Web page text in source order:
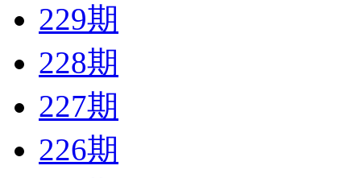
229期
228期
227期
226期